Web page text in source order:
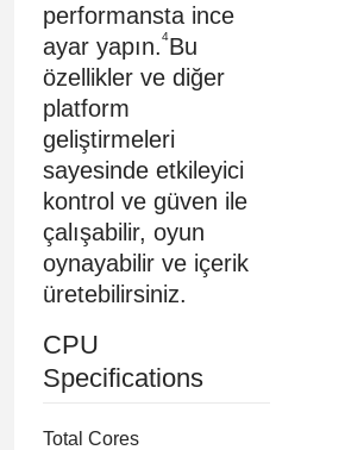
performansta ince
ayar yapın.4Bu
özellikler ve diğer
platform
geliştirmeleri
sayesinde etkileyici
kontrol ve güven ile
çalışabilir, oyun
oynayabilir ve içerik
üretebilirsiniz.
CPU
Specifications
Total Cores